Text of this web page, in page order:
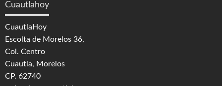
Cuautlahoy
CuautlaHoy
Escolta de Morelos 36,
Col. Centro
Cuautla, Morelos
CP. 62740